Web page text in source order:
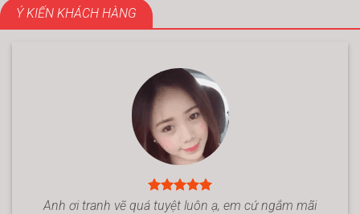
Ý KIẾN KHÁCH HÀNG
Anh ơi tranh vẽ quá tuyệt luôn ạ, em cứ ngắm mãi